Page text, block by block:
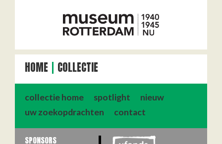
HOME COLLECTIE
collectie home spotlight
nieuw
uw zoekopdrachten
contact
SPONSORS